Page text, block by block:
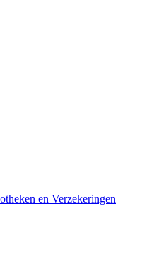
en Verzekeringen